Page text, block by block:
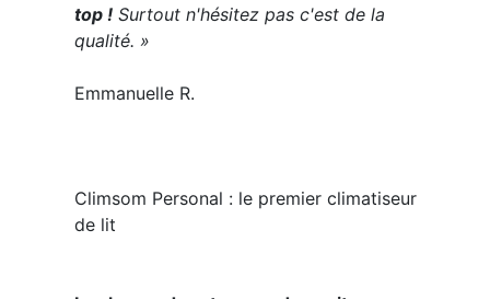
top !Surtout n'hésitez pas c'est de la
qualité. »
Emmanuelle R.
Climsom Personal : le premier climatiseur
de lit ​​